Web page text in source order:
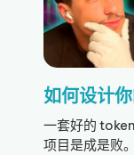
如何设计
一套好的
项目是成是败